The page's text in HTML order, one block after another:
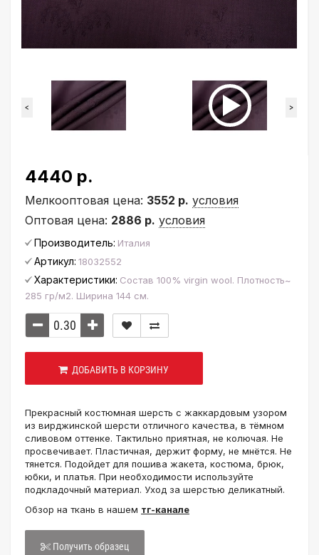
< >
4440 р.
Мелкооптовая цена: 3552 р. условия
Оптовая цена: 2886 р. условия
Производитель: Италия
Артикул: 18032552
Характеристики: Состав 100% virgin wool. Плотность~
285 гр/м2. Ширина 144 см.
ДОБАВИТЬ В КОРЗИНУ
Прекрасный костюмная шерсть с жаккардовым узором
из вирджинской шерсти отличного качества, в тёмном
сливовом оттенке. Тактильно приятная, не колючая. Не
просвечивает. Пластичная, держит форму, не мнётся. Не
тянется. Подойдет для пошива жакета, костюма, брюк,
юбки, и платья. При необходимости используйте
подкладочный материал. Уход за шерстью деликатный.
Обзор на ткань в нашем тг-канале
Получить образец